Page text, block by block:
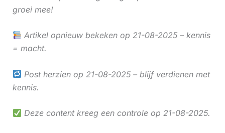
groei mee!
Artikel opnieuw bekeken op 21-08-2025 – kennis
= macht.
Post herzien op 21-08-2025 – blijf verdienen met
kennis.
Deze content kreeg een controle op 21-08-2025.